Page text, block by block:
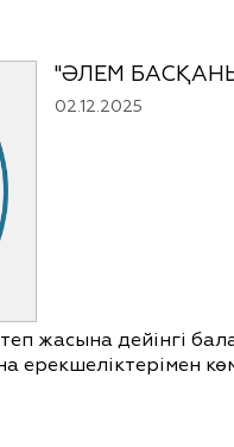
"ӘЛЕМ
02.12.2025
жасына дейінгі
ерекшеліктерімен